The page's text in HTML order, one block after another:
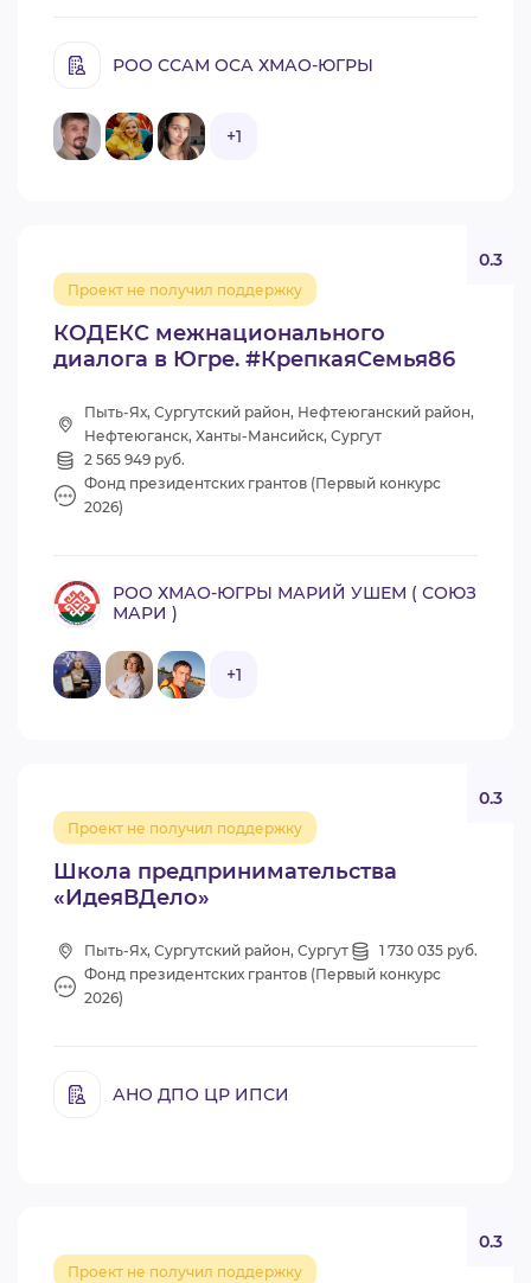
РОО ССАМ ОСА ХМАО-ЮГРЫ
+1
КОДЕКС межнационального
диалога в Югре. #КрепкаяСемья86
Проект не получил поддержку
0.3
Пыть-Ях, Сургутский район, Нефтеюганский район,
Нефтеюганск, Ханты-Мансийск, Сургут
2 565 949 руб.
Фонд президентских грантов (Первый конкурс
2026)
РОО ХМАО-ЮГРЫ МАРИЙ УШЕМ ( СОЮЗ
МАРИ )
+1
Школа предпринимательства
«ИдеяВДело»
Проект не получил поддержку
0.3
Пыть-Ях, Сургутский район, Сургут
1 730 035 руб.
Фонд президентских грантов (Первый конкурс
2026)
АНО ДПО ЦР ИПСИ
Проект не получил поддержку
0.3